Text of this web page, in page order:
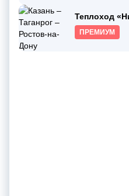
Теплоход
ПРЕМИУМ